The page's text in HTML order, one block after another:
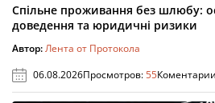
Спільне проживання без шлюбу:
доведення та юридичні ризики
Автор:Лента от Протокола
06.08.2026Просмотров:55